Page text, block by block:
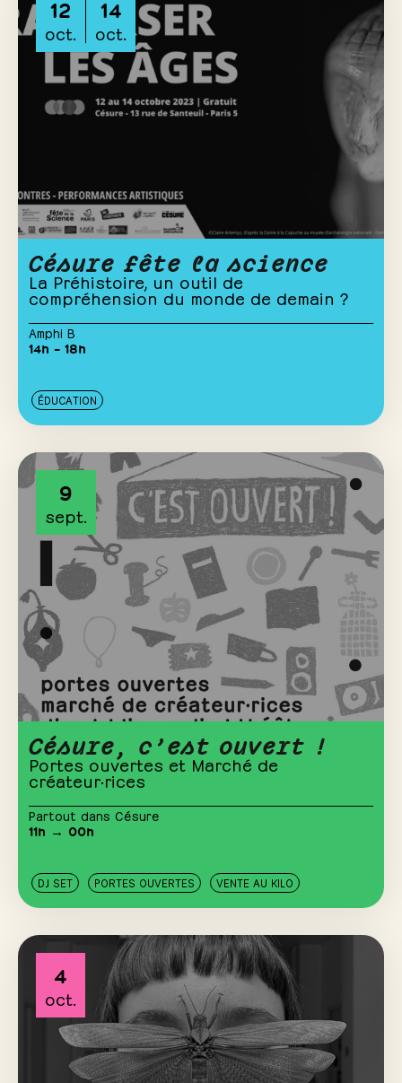
12
oct.
14
oct.
Césure fête la science
La Préhistoire, un outil de
compréhension du monde de demain ?
Amphi B
14h – 18h
ÉDUCATION
9
sept.
Césure, c’est ouvert !
Portes ouvertes et Marché de
créateur·rices
Partout dans Césure
11h → 00h
DJ SET PORTES OUVERTES VENTE AU KILO
4
oct.